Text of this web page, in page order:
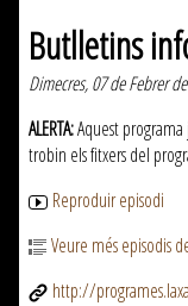
Butlletins
Dimecres, 07 de Febrer
ALERTA:Aquest
trobin els fitxers del
Reproduir episodi
Veure més episodis
http://